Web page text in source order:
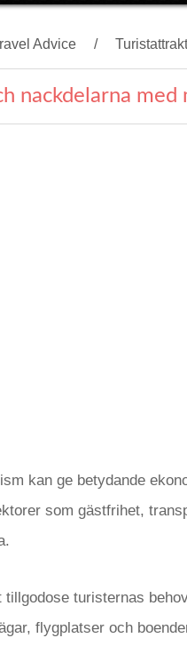
Advice
nackdelarna med
kan ge betydande
som gästfrihet,
turisternas
flygplatser och